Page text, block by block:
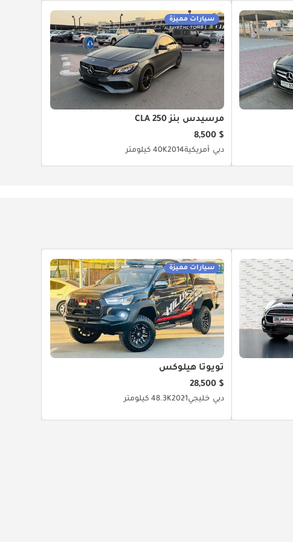
سيارات مميزة
مرسيدس بنز CLA 250
$ 8,500
دبي أمريكية201440K كيلومتر
سيارات مميزة
تويوتا هيلوكس
$ 28,500
دبي خليجي202148.3K كيلومتر